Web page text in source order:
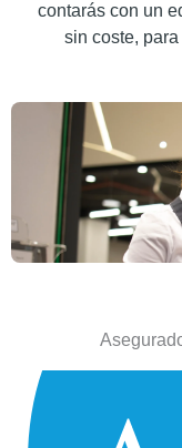
contarás con un
sin coste,